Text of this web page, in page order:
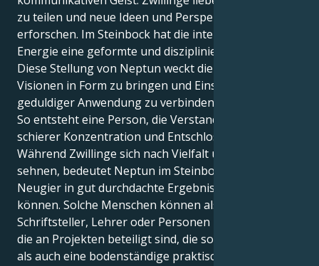
zu teilen und neue Ideen und Perspektiven zu
erforschen. Im Steinbock hat die intellektuelle
Energie eine geformte und disziplinierte Zielsetzung.
Diese Stellung von Neptun weckt die Fähigkeit,
Visionen in Form zu bringen und Einsicht mit
geduldiger Anwendung zu verbinden.
So entsteht eine Person, die Verstandesdünkel mit
schierer Konzentration und Entschlossenheit mischt.
Während Zwillinge sich nach Vielfalt und Daten
sehnen, bedeutet Neptun im Steinbock, dass sie ihre
Neugier in gut durchdachte Ergebnisse umsetzen
können. Solche Menschen können als Forscher,
Schriftsteller, Lehrer oder Personen interessant sein,
die an Projekten beteiligt sind, die sowohl Kreativität
als auch eine bodenständige praktische Vision